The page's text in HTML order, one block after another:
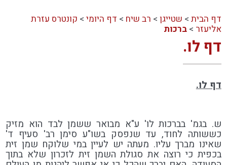
דף הבית > שטייגן > רב שיח > דף היומי > קונטרס עזרת
אליעזר >ברכות
דף לו.
דף לו.
ש. בגמ' בברכות לו' ע"א מבואר ששמן לבד הוא מזיק
כששותה לחוד, עד שנפסק בשו"ע סימן רב' סעיף ד'
שאינו מברך עליו. מעתה יש לעיין במי שלוקח שמן זית
בכפית כי רוצה את סגולת השמן זית לזכרון שלא בתוך